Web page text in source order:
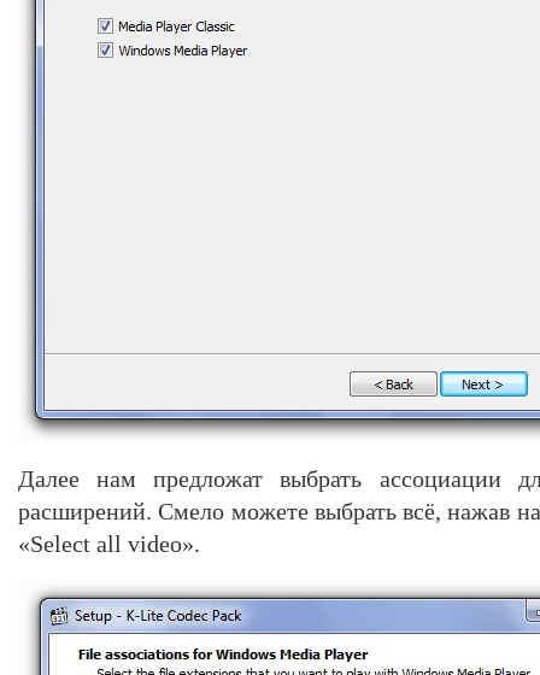
Далее нам предложат выбрать ассоциации
расширений. Смело можете выбрать всё, нажав
«Select all video».